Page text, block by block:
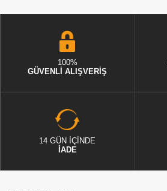
100%
GÜVENLİ ALIŞVERİŞ
14 GÜN İÇİNDE
İADE